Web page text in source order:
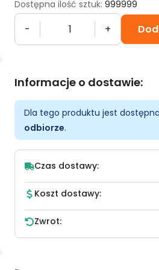
Dostępna ilość sztuk: 999999
- +
Informacje o dostawie:
Dla tego produktu jest dostępna
odbiorze.
Czas dostawy:
Koszt dostawy:
Zwrot: